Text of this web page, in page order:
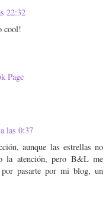
22:32
cool!
Page
las 0:37
aunque las estrellas no
la atención, pero B&L me
pasarte por mi blog, un